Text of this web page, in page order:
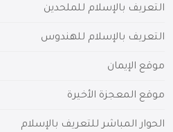
التعريف بالإسلام للملحدين
التعريف بالإسلام للهندوس
موقع الإيمان
موقع المعجزة الأخيرة
الحوار المباشر للتعريف بالإسلام